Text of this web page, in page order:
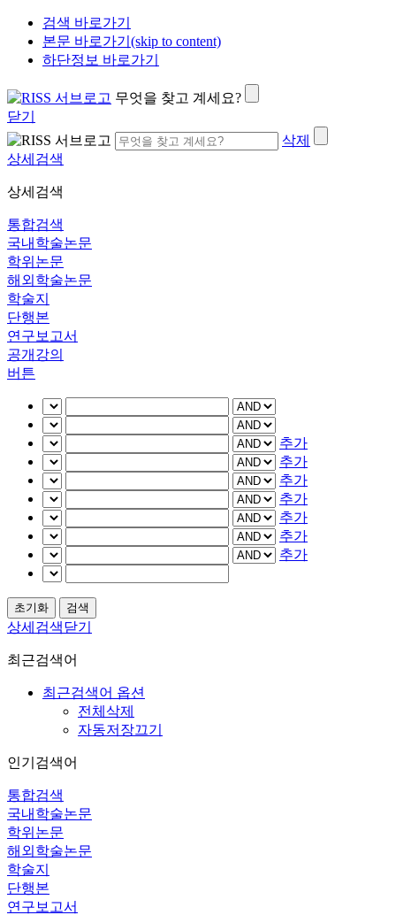
검색 바로가기
본문 바로가기(skip to content)
하단정보 바로가기
무엇을 찾고 계세요?
닫기
삭제
상세검색
상세검색
통합검색
국내학술논문
학위논문
해외학술논문
학술지
단행본
연구보고서
공개강의
버튼
추가
추가
추가
추가
추가
추가
추가
상세검색닫기
최근검색어
최근검색어 옵션
전체삭제
자동저장끄기
인기검색어
통합검색
국내학술논문
학위논문
해외학술논문
학술지
단행본
연구보고서